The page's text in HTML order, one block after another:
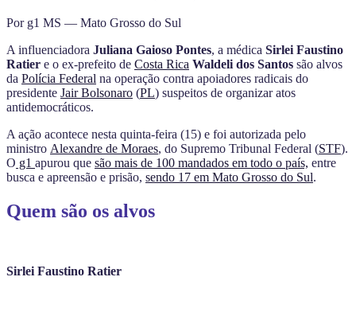
Por g1 MS — Mato Grosso do Sul
A influenciadora Juliana Gaioso Pontes, a médica Sirlei Faustino
Ratier e o ex-prefeito de Costa Rica Waldeli dos Santos são alvos
da Polícia Federal na operação contra apoiadores radicais do
presidente Jair Bolsonaro (PL) suspeitos de organizar atos
antidemocráticos.
A ação acontece nesta quinta-feira (15) e foi autorizada pelo
ministro Alexandre de Moraes, do Supremo Tribunal Federal (STF).
O g1 apurou que são mais de 100 mandados em todo o país, entre
busca e apreensão e prisão, sendo 17 em Mato Grosso do Sul.
Quem são os alvos
Sirlei Faustino Ratier